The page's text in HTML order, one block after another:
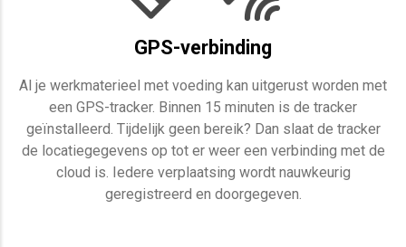
GPS-verbinding
Al je werkmaterieel met voeding kan uitgerust worden met
een GPS-tracker. Binnen 15 minuten is de tracker
geïnstalleerd. Tijdelijk geen bereik? Dan slaat de tracker
de locatiegegevens op tot er weer een verbinding met de
cloud is. Iedere verplaatsing wordt nauwkeurig
geregistreerd en doorgegeven.